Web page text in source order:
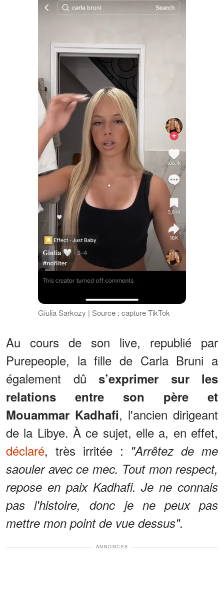
Giulia Sarkozy | Source : capture TikTok
Au cours de son live, republié par
Purepeople, la fille de Carla Bruni a
également dû s’exprimer sur les
relations entre son père et
Mouammar Kadhafi, l'ancien dirigeant
de la Libye. À ce sujet, elle a, en effet,
déclaré, très irritée : "Arrêtez de me
saouler avec ce mec. Tout mon respect,
repose en paix Kadhafi. Je ne connais
pas l'histoire, donc je ne peux pas
mettre mon point de vue dessus".
ANNONCES